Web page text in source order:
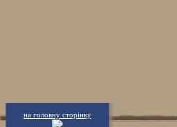
на головну сторінку